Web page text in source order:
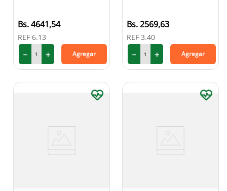
4641,54
REF 6.13
＋
－ Agregar
2569,63
REF 3.40
＋
－ Agregar